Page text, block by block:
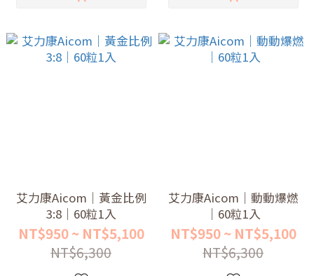
艾力康Aicom｜黃金比例
3:8｜60粒1入
NT$950 ~ NT$5,100
NT$6,300
艾力康Aicom｜動動爆燃
｜60粒1入
NT$950 ~ NT$5,100
NT$6,300